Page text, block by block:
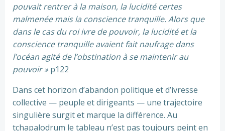
pouvait rentrer à la maison, la lucidité certes
malmenée mais la conscience tranquille. Alors que
dans le cas du roi ivre de pouvoir, la lucidité et la
conscience tranquille avaient fait naufrage dans
l’océan agité de l’obstination à se maintenir au
pouvoir »p122
‎Dans cet horizon d’abandon politique et d’ivresse
collective — peuple et dirigeants — une trajectoire
singulière surgit et marque la différence. Au
tchapalodrum le tableau n’est pas toujours peint en